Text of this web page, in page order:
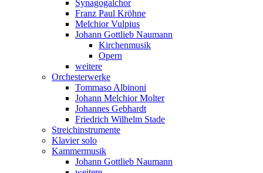
Synagogalchor
Franz Paul Kröhne
Melchior Vulpius
Johann Gottlieb Naumann
Kirchenmusik
Opern
weitere
Orchesterwerke
Tommaso Albinoni
Johann Melchior Molter
Johannes Gebhardt
Friedrich Wilhelm Stade
Streichinstrumente
Klavier solo
Kammermusik
Johann Gottlieb Naumann